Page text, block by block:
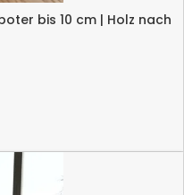
bis 10 cm | Holz nach